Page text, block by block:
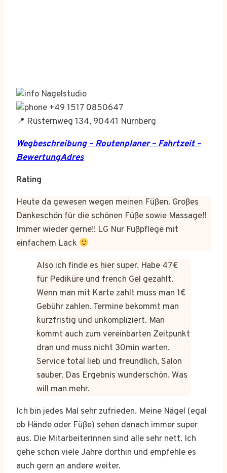
Nagelstudio
+49 1517 0850647
📍 Rüsternweg 134, 90441 Nürnberg
Wegbeschreibung – Routenplaner – Fahrtzeit –
BewertungAdres
Rating
Heute da gewesen wegen meinen Füßen. Großes
Dankeschön für die schönen Füße sowie Massage!!
Immer wieder gerne!! LG Nur Fußpflege mit
einfachem Lack
Also ich finde es hier super. Habe 47€
für Pediküre und french Gel gezahlt.
Wenn man mit Karte zahlt muss man 1€
Gebühr zahlen. Termine bekommt man
kurzfristig und unkompliziert. Man
kommt auch zum vereinbarten Zeitpunkt
dran und muss nicht 30min warten.
Service total lieb und freundlich, Salon
sauber. Das Ergebnis wunderschön. Was
will man mehr.
Ich bin jedes Mal sehr zufrieden. Meine Nägel (egal
ob Hände oder Füße) sehen danach immer super
aus. Die Mitarbeiterinnen sind alle sehr nett. Ich
gehe schon viele Jahre dorthin und empfehle es
auch gern an andere weiter.